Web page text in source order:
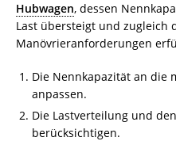
Hubwagen, dessen
Last übersteigt und zugleich
Manövrieranforderungen
Die Nennkapazität an die
anpassen.
Die Lastverteilung und
berücksichtigen.